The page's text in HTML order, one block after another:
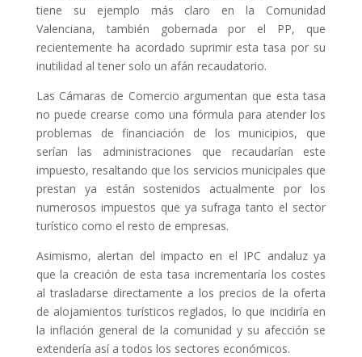
tiene su ejemplo más claro en la Comunidad
Valenciana, también gobernada por el PP, que
recientemente ha acordado suprimir esta tasa por su
inutilidad al tener solo un afán recaudatorio.
Las Cámaras de Comercio argumentan que esta tasa
no puede crearse como una fórmula para atender los
problemas de financiación de los municipios, que
serían las administraciones que recaudarían este
impuesto, resaltando que los servicios municipales que
prestan ya están sostenidos actualmente por los
numerosos impuestos que ya sufraga tanto el sector
turístico como el resto de empresas.
Asimismo, alertan del impacto en el IPC andaluz ya
que la creación de esta tasa incrementaría los costes
al trasladarse directamente a los precios de la oferta
de alojamientos turísticos reglados, lo que incidiría en
la inflación general de la comunidad y su afección se
extendería así a todos los sectores económicos.